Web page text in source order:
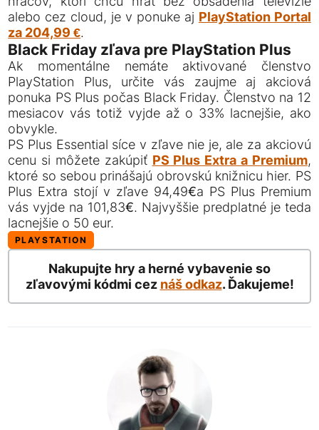
alebo cez cloud, je v ponuke aj PlayStation Portal
za 204,99 €.
Black Friday zľava pre PlayStation Plus
Ak momentálne nemáte aktivované členstvo
PlayStation Plus, určite vás zaujme aj akciová
ponuka PS Plus počas Black Friday. Členstvo na 12
mesiacov vás totiž vyjde až o 33% lacnejšie, ako
obvykle.
PS Plus Essential síce v zľave nie je, ale za akciovú
cenu si môžete zakúpiť PS Plus Extra a Premium,
ktoré so sebou prinášajú obrovskú knižnicu hier. PS
Plus Extra stojí v zľave 94,49€a PS Plus Premium
vás vyjde na 101,83€. Najvyššie predplatné je teda
lacnejšie o 50 eur.
PLAYSTATION
Nakupujte hry a herné vybavenie so
zľavovými kódmi cez náš odkaz. Ďakujeme!